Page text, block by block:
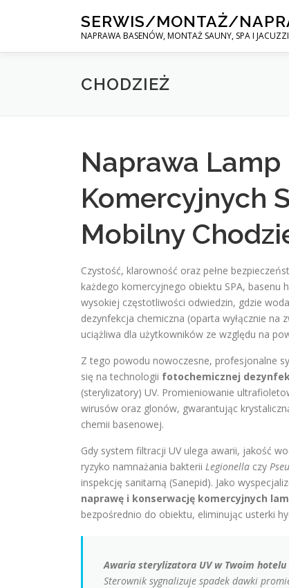
SERWIS/MONTAŻ/
NAPRAWA BASENÓW, MONTAŻ SAUNY, SPA I JACUZZI
CHODZIEŻ
Naprawa
Komercyjnych
Mobilny
Czystość, klarowność oraz pełne
każdego komercyjnego obiektu SPA, basenu
wysokiej częstotliwości odwiedzin, gdzie
dezynfekcja chemiczna (oparta wyłącznie
uciążliwa dla użytkowników ze względu na
Z tego powodu nowoczesne, profesjonalne
się na technologii fotochemicznej
(sterylizatory) UV. Promieniowanie
wirusów oraz glonów, gwarantując
chemii basenowej.
Gdy system filtracji UV ulega awarii, jakość
ryzyko namnażania bakterii Legionella czy
inspekcję sanitarną (Sanepid). Jako
naprawę i konserwację komercyjnych
bezpośrednio do obiektu, eliminując usterki
Awaria sterylizatora UV w Twoim hotelu
Sterownik sygnalizuje spadek dawki